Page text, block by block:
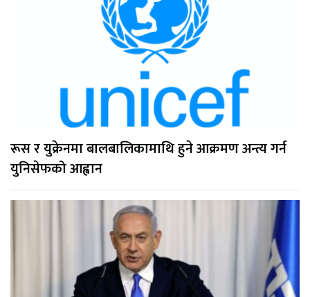
रूस र युक्रेनमा बालबालिकामाथि हुने आक्रमण अन्त्य गर्न
युनिसेफको आह्वान